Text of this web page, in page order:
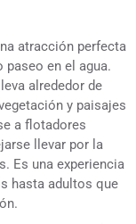
atracción perfecta
paseo en el agua.
alrededor de
y paisajes
a flotadores
llevar por la
Es una experiencia
hasta adultos que